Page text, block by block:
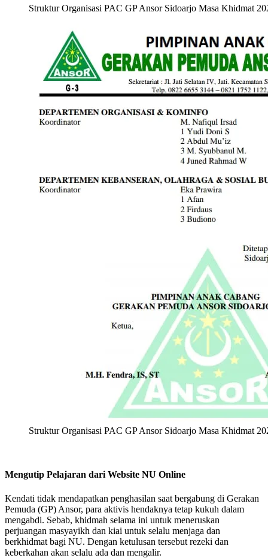
Struktur Organisasi PAC GP Ansor Sidoarjo Masa Khidmat
Struktur Organisasi PAC GP Ansor Sidoarjo Masa Khidmat
Mengutip Pelajaran dari Website NU Online
Kendati tidak mendapatkan penghasilan saat bergabung di Gerakan
Pemuda (GP) Ansor, para aktivis hendaknya tetap kukuh dalam
mengabdi. Sebab, khidmah selama ini untuk meneruskan
perjuangan masyayikh dan kiai untuk selalu menjaga dan
berkhidmat bagi NU. Dengan ketulusan tersebut rezeki dan
keberkahan akan selalu ada dan mengalir.